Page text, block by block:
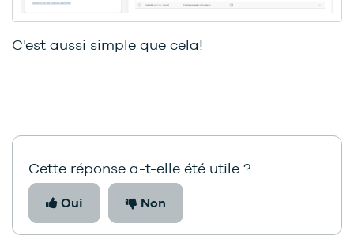
C'est aussi simple que cela!
Cette réponse a-t-elle été utile ?
Oui Non